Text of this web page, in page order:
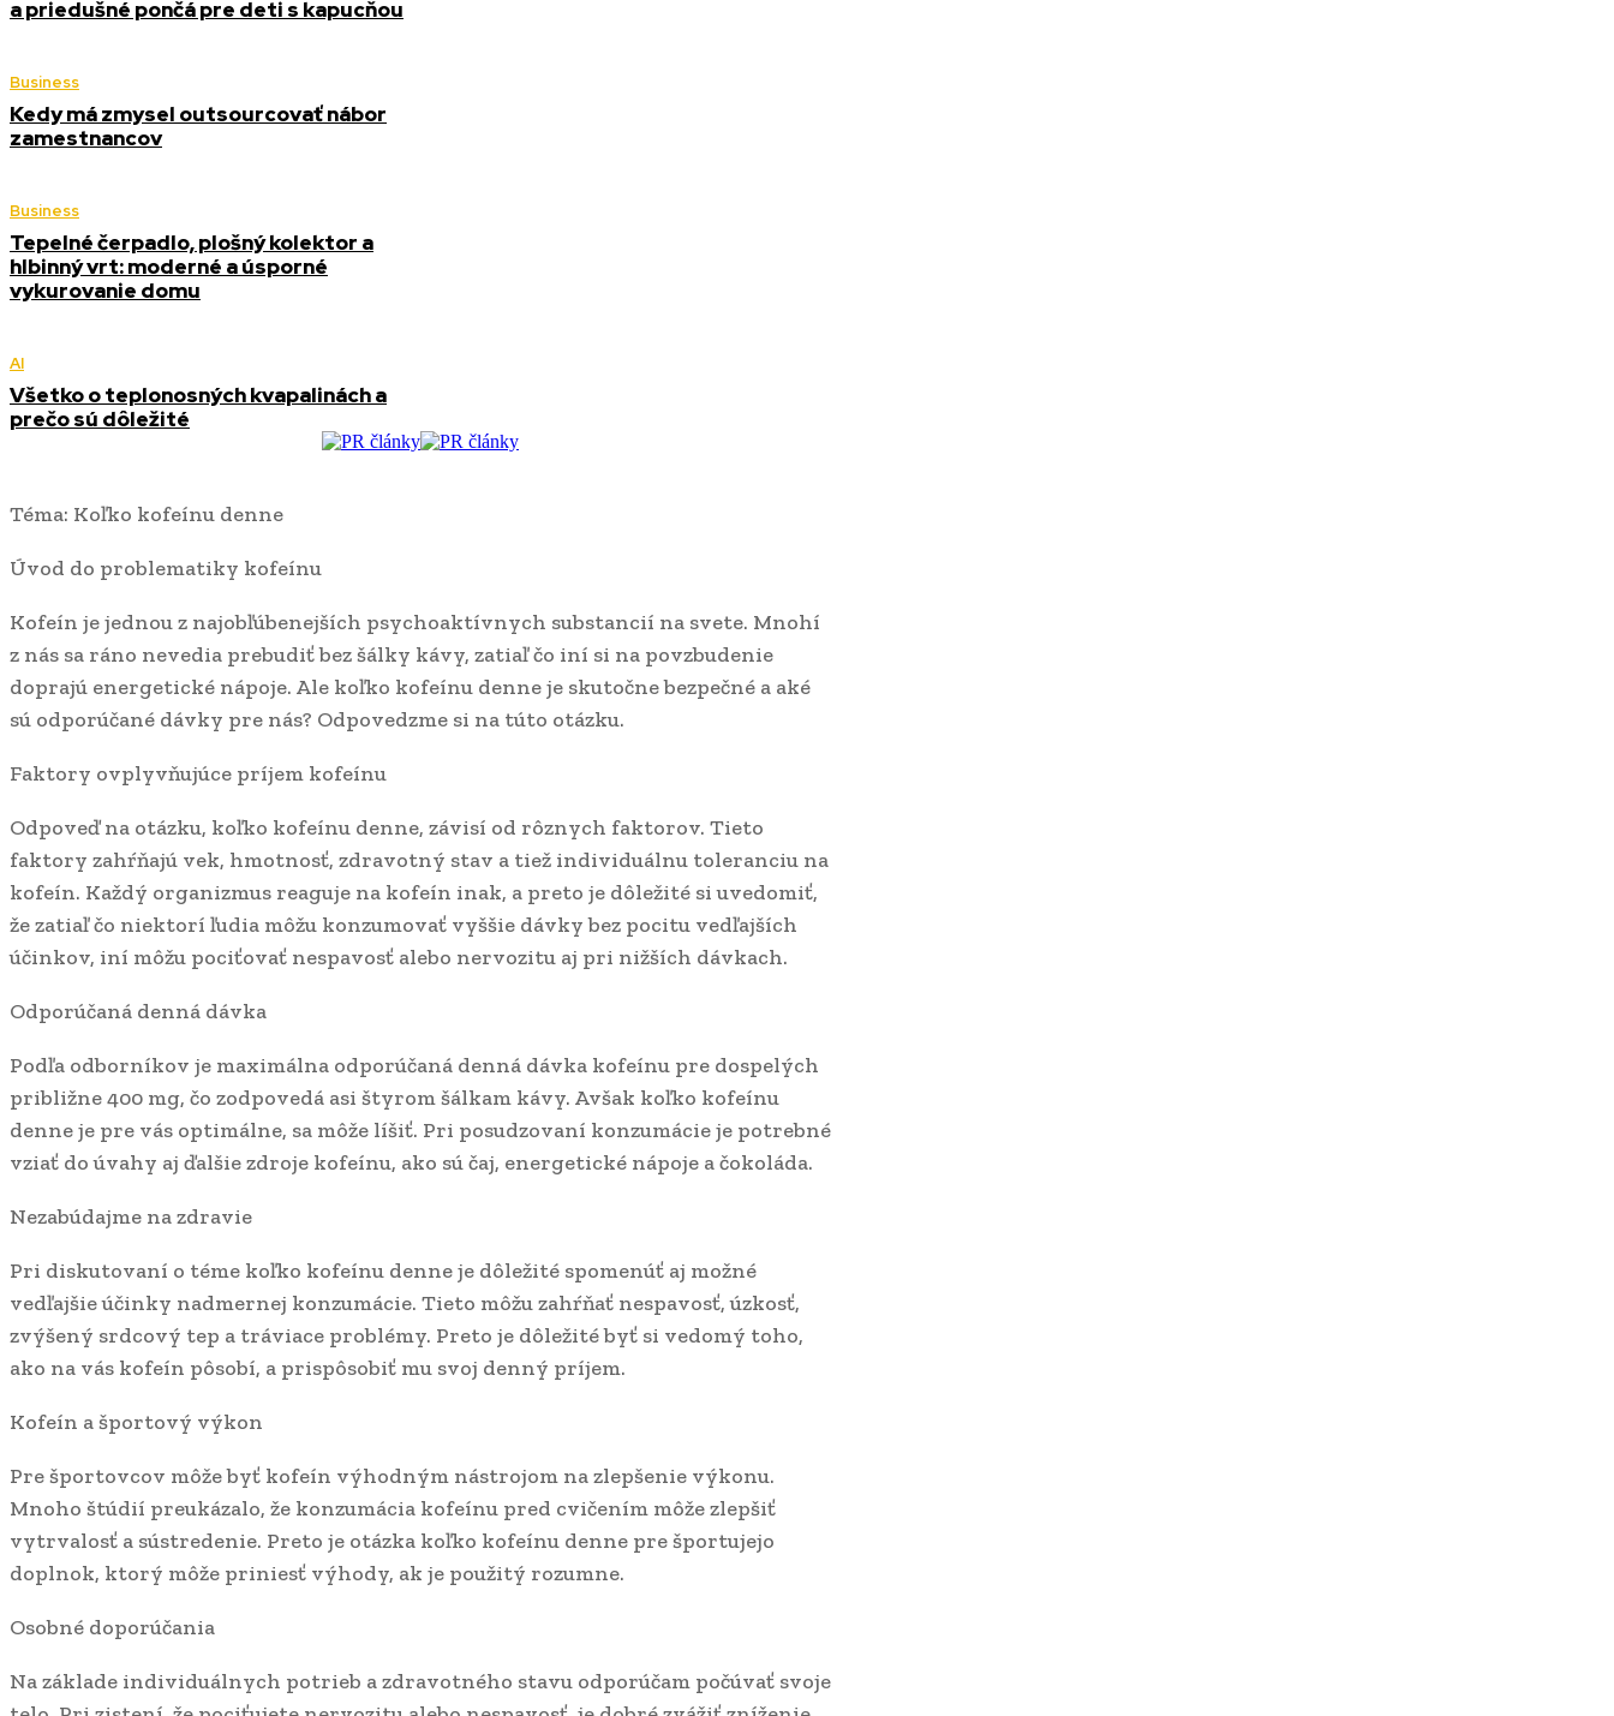
a priedušné pončá pre deti s kapucňou
Business
Kedy má zmysel outsourcovať nábor
zamestnancov
Business
Tepelné čerpadlo, plošný kolektor a
hlbinný vrt: moderné a úsporné
vykurovanie domu
AI
Všetko o teplonosných kvapalinách a
prečo sú dôležité
Téma: Koľko kofeínu denne
Úvod do problematiky kofeínu
Kofeín je jednou z najobľúbenejších psychoaktívnych substancií na svete. Mnohí
z nás sa ráno nevedia prebudiť bez šálky kávy, zatiaľ čo iní si na povzbudenie
doprajú energetické nápoje. Ale koľko kofeínu denne je skutočne bezpečné a aké
sú odporúčané dávky pre nás? Odpovedzme si na túto otázku.
Faktory ovplyvňujúce príjem kofeínu
Odpoveď na otázku, koľko kofeínu denne, závisí od rôznych faktorov. Tieto
faktory zahŕňajú vek, hmotnosť, zdravotný stav a tiež individuálnu toleranciu na
kofeín. Každý organizmus reaguje na kofeín inak, a preto je dôležité si uvedomiť,
že zatiaľ čo niektorí ľudia môžu konzumovať vyššie dávky bez pocitu vedľajších
účinkov, iní môžu pociťovať nespavosť alebo nervozitu aj pri nižších dávkach.
Odporúčaná denná dávka
Podľa odborníkov je maximálna odporúčaná denná dávka kofeínu pre dospelých
približne 400 mg, čo zodpovedá asi štyrom šálkam kávy. Avšak koľko kofeínu
denne je pre vás optimálne, sa môže líšiť. Pri posudzovaní konzumácie je potrebné
vziať do úvahy aj ďalšie zdroje kofeínu, ako sú čaj, energetické nápoje a čokoláda.
Nezabúdajme na zdravie
Pri diskutovaní o téme koľko kofeínu denne je dôležité spomenúť aj možné
vedľajšie účinky nadmernej konzumácie. Tieto môžu zahŕňať nespavosť, úzkosť,
zvýšený srdcový tep a tráviace problémy. Preto je dôležité byť si vedomý toho,
ako na vás kofeín pôsobí, a prispôsobiť mu svoj denný príjem.
Kofeín a športový výkon
Pre športovcov môže byť kofeín výhodným nástrojom na zlepšenie výkonu.
Mnoho štúdií preukázalo, že konzumácia kofeínu pred cvičením môže zlepšiť
vytrvalosť a sústredenie. Preto je otázka koľko kofeínu denne pre športujejo
doplnok, ktorý môže priniesť výhody, ak je použitý rozumne.
Osobné doporúčania
Na základe individuálnych potrieb a zdravotného stavu odporúčam počúvať svoje